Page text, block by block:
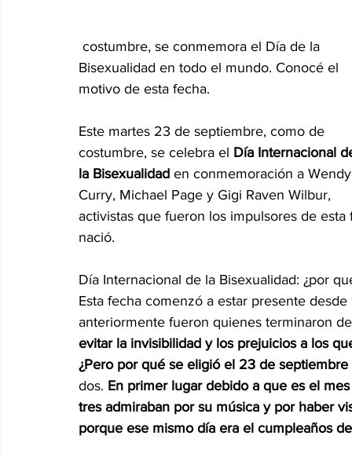
Cine y Plataformas Digitales Dra. Acosta Then
Bisexualidad en todo el mundo. Conocé el
motivo de esta fecha.
Este martes 23 de septiembre, como de
costumbre, se celebra el Día Internacional
la Bisexualidad en conmemoración a
Curry, Michael Page y Gigi Raven Wilbur,
activistas que fueron los impulsores de
nació.
Día Internacional de la Bisexualidad: ¿por
Esta fecha comenzó a estar presente
anteriormente fueron quienes terminaron
evitar la invisibilidad y los prejuicios a los
¿Pero por qué se eligió el 23 de
dos. En primer lugar debido a que es el
tres admiraban por su música y por haber
porque ese mismo día era el cumpleaños